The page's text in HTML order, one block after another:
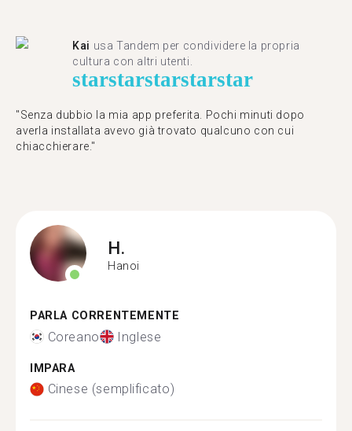
Kai usa Tandem per condividere la propria
cultura con altri utenti.
starstarstarstarstar
"Senza dubbio la mia app preferita. Pochi minuti dopo
averla installata avevo già trovato qualcuno con cui
chiacchierare."
H.
Hanoi
PARLA CORRENTEMENTE
Coreano Inglese
IMPARA
Cinese (semplificato)